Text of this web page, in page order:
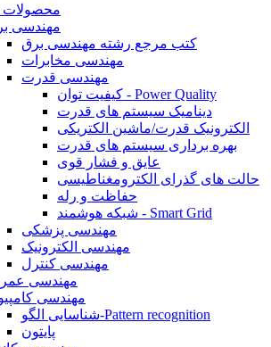
مهندسی
کتب مرجع رشته مهندسی برق
مهندسی مخابرات
مهندسی قدرت
کیفیت توان - Power Quality
دینامیک سیستم های قدرت
الکترونیک قدرت/ماشین الکتریکی
بهره برداری سیستم های قدرت
عایق و فشار قوی
حالت های گذرای الکترومغناطیسی
حفاظت و رله
شبکه هوشمند - Smart Grid
مهندسی پزشکی
مهندسی الکترونیک
مهندسی کنترل
مهندسی
مهندسی
شناسایی الگو-Pattern recognition
پایتون